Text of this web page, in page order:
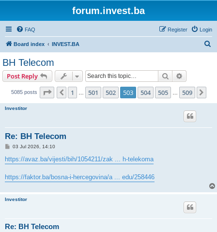
forum.invest.ba
FAQ Login
Register
Board index INVEST.BA
BH Telecom
Post Reply Search
5085 posts Page 503 of 509
Previous
1 501 502 503 504 505 509
Investitor
Re: BH Telecom
P
s
t
03 Jul 2026, 14:10
https://avaz.ba/vijesti/bih/1054211/zak ... h-telekoma
https://faktor.ba/bosna-i-hercegovina/a ... edu/258446
Investitor
Re: BH Telecom